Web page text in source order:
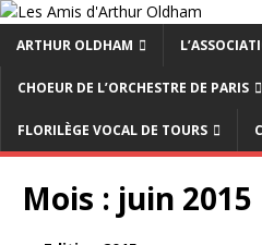
ARTHUR OLDHAM
CHOEUR DE L’ORCHESTRE DE PARIS
FLORILÈGE VOCAL DE TOURS
Mois : juin 2015